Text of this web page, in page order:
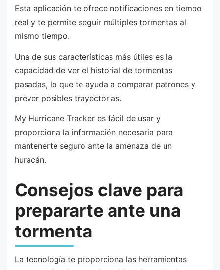
Esta aplicación te ofrece notificaciones en tiempo
real y te permite seguir múltiples tormentas al
mismo tiempo.
Una de sus características más útiles es la
capacidad de ver el historial de tormentas
pasadas, lo que te ayuda a comparar patrones y
prever posibles trayectorias.
My Hurricane Tracker es fácil de usar y
proporciona la información necesaria para
mantenerte seguro ante la amenaza de un
huracán.
Consejos clave para
prepararte ante una
tormenta
La tecnología te proporciona las herramientas